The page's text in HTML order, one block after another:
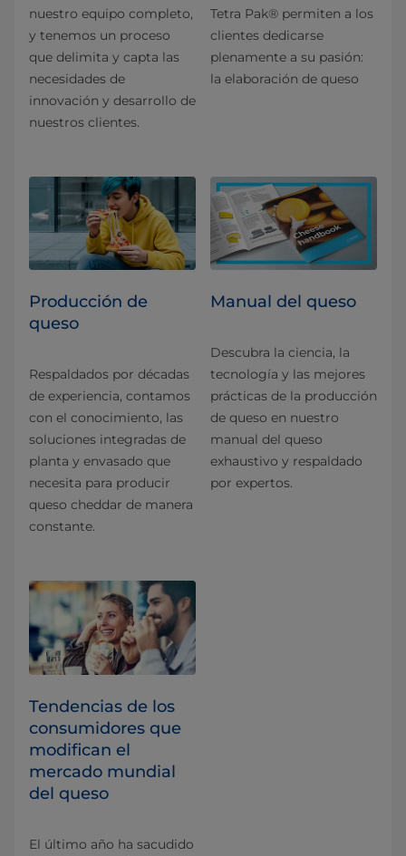
nuestro equipo completo,
y tenemos un proceso
que delimita y capta las
necesidades de
innovación y desarrollo de
nuestros clientes.
Tetra Pak® permiten a los
clientes dedicarse
plenamente a su pasión:
la elaboración de queso
Producción de
queso
Respaldados por décadas
de experiencia, contamos
con el conocimiento, las
soluciones integradas de
planta y envasado que
necesita para producir
queso cheddar de manera
constante.
Manual del queso
Descubra la ciencia, la
tecnología y las mejores
prácticas de la producción
de queso en nuestro
manual del queso
exhaustivo y respaldado
por expertos.
Tendencias de los
consumidores que
modifican el
mercado mundial
del queso
El último año ha sacudido